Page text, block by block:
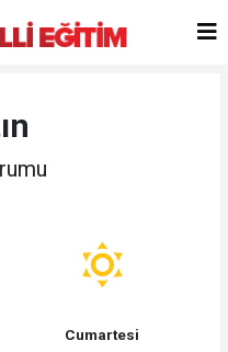
Cumartesi